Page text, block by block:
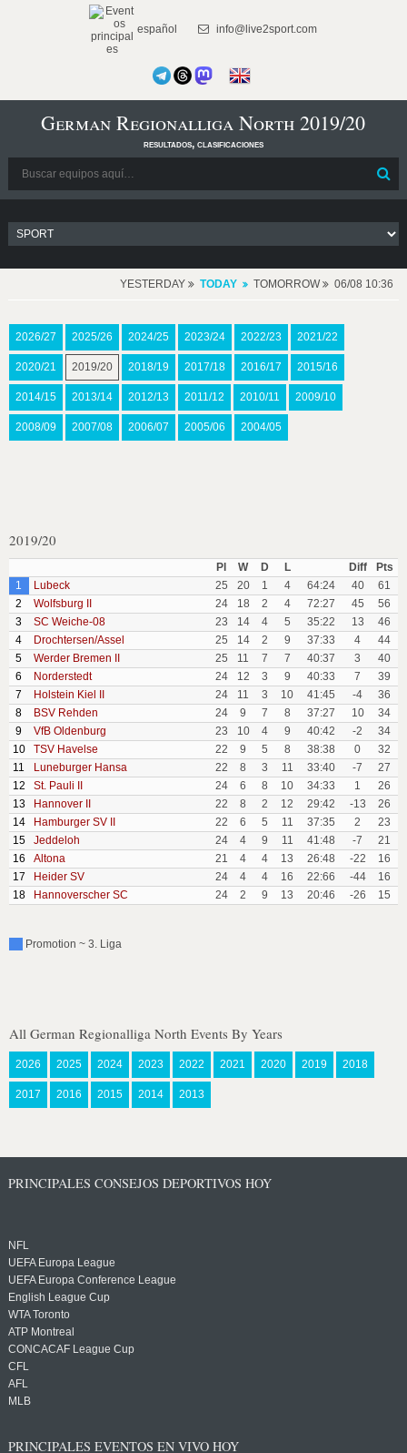
español info@live2sport.com
German Regionalliga North 2019/20
resultados, clasificaciones
YESTERDAY TODAY TOMORROW 06/08 10:36
2026/27 2025/26 2024/25 2023/24 2022/23 2021/22
2020/21 2019/20 2018/19 2017/18 2016/17 2015/16
2014/15 2013/14 2012/13 2011/12 2010/11 2009/10
2008/09 2007/08 2006/07 2005/06 2004/05
2019/20
Pl W D L Diff
Pts
1
Lubeck 25 20 1 4 64:24 40
61
2
Wolfsburg II 24 18 2 4 72:27 45
56
3
SC Weiche-08 23 14 4 5 35:22 13
46
4
Drochtersen/Assel 25 14 2 9 37:33 4
44
5
Werder Bremen II 25 11 7 7 40:37 3
40
6
Norderstedt 24 12 3 9 40:33 7
39
7
Holstein Kiel II 24 11 3 10 41:45 -4
36
8
BSV Rehden 24 9 7 8 37:27 10
34
9
VfB Oldenburg 23 10 4 9 40:42 -2
34
10
TSV Havelse 22 9 5 8 38:38 0
32
11
Luneburger Hansa 22 8 3 11 33:40 -7
27
12
St. Pauli II 24 6 8 10 34:33 1
26
13
Hannover II 22 8 2 12 29:42 -13
26
14
Hamburger SV II 22 6 5 11 37:35 2
23
15
Jeddeloh 24 4 9 11 41:48 -7
21
16
Altona 21 4 4 13 26:48 -22
16
17
Heider SV 24 4 4 16 22:66 -44
16
18
Hannoverscher SC 24 2 9 13 20:46 -26 15
Promotion ~ 3. Liga
All German Regionalliga North Events By Years
2026 2025 2024 2023 2022 2021 2020 2019 2018
2017 2016 2015 2014 2013
PRINCIPALES CONSEJOS DEPORTIVOS HOY
NFL
UEFA Europa League
UEFA Europa Conference League
English League Cup
WTA Toronto
ATP Montreal
CONCACAF League Cup
CFL
AFL
MLB
PRINCIPALES EVENTOS EN VIVO HOY